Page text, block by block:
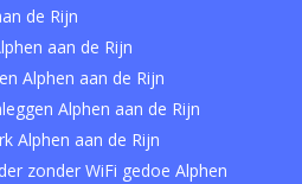
de Rijn
aan de Rijn
Alphen aan de Rijn
Alphen aan de Rijn
Alphen aan de Rijn
zonder WiFi gedoe Alphen